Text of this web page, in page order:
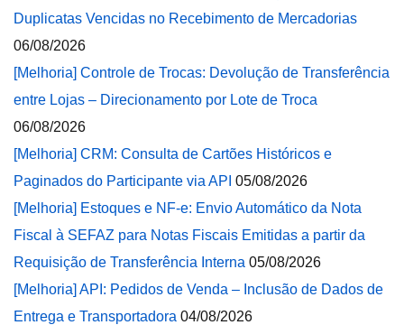
Duplicatas Vencidas no Recebimento de Mercadorias
06/08/2026
[Melhoria] Controle de Trocas: Devolução de Transferência
entre Lojas – Direcionamento por Lote de Troca
06/08/2026
[Melhoria] CRM: Consulta de Cartões Históricos e
Paginados do Participante via API 05/08/2026
[Melhoria] Estoques e NF-e: Envio Automático da Nota
Fiscal à SEFAZ para Notas Fiscais Emitidas a partir da
Requisição de Transferência Interna 05/08/2026
[Melhoria] API: Pedidos de Venda – Inclusão de Dados de
Entrega e Transportadora 04/08/2026